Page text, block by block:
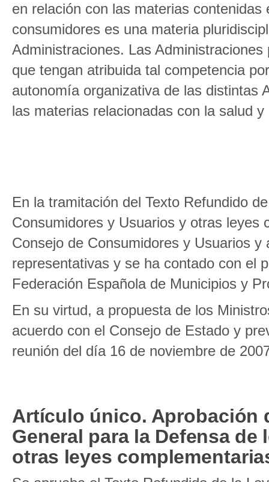
en relación con las materias
consumidores es una materia
Administraciones. Las
que tengan atribuida tal competencia
autonomía organizativa de las distintas
las materias relacionadas con la salud
En la tramitación del Texto Refundido
Consumidores y Usuarios y otras leyes
Consejo de Consumidores y Usuarios
representativas y se ha contado con el
Federación Española de Municipios y
En su virtud, a propuesta de los
acuerdo con el Consejo de Estado y
reunión del día 16 de noviembre de
Artículo único. Aprobación
General para la Defensa
otras leyes